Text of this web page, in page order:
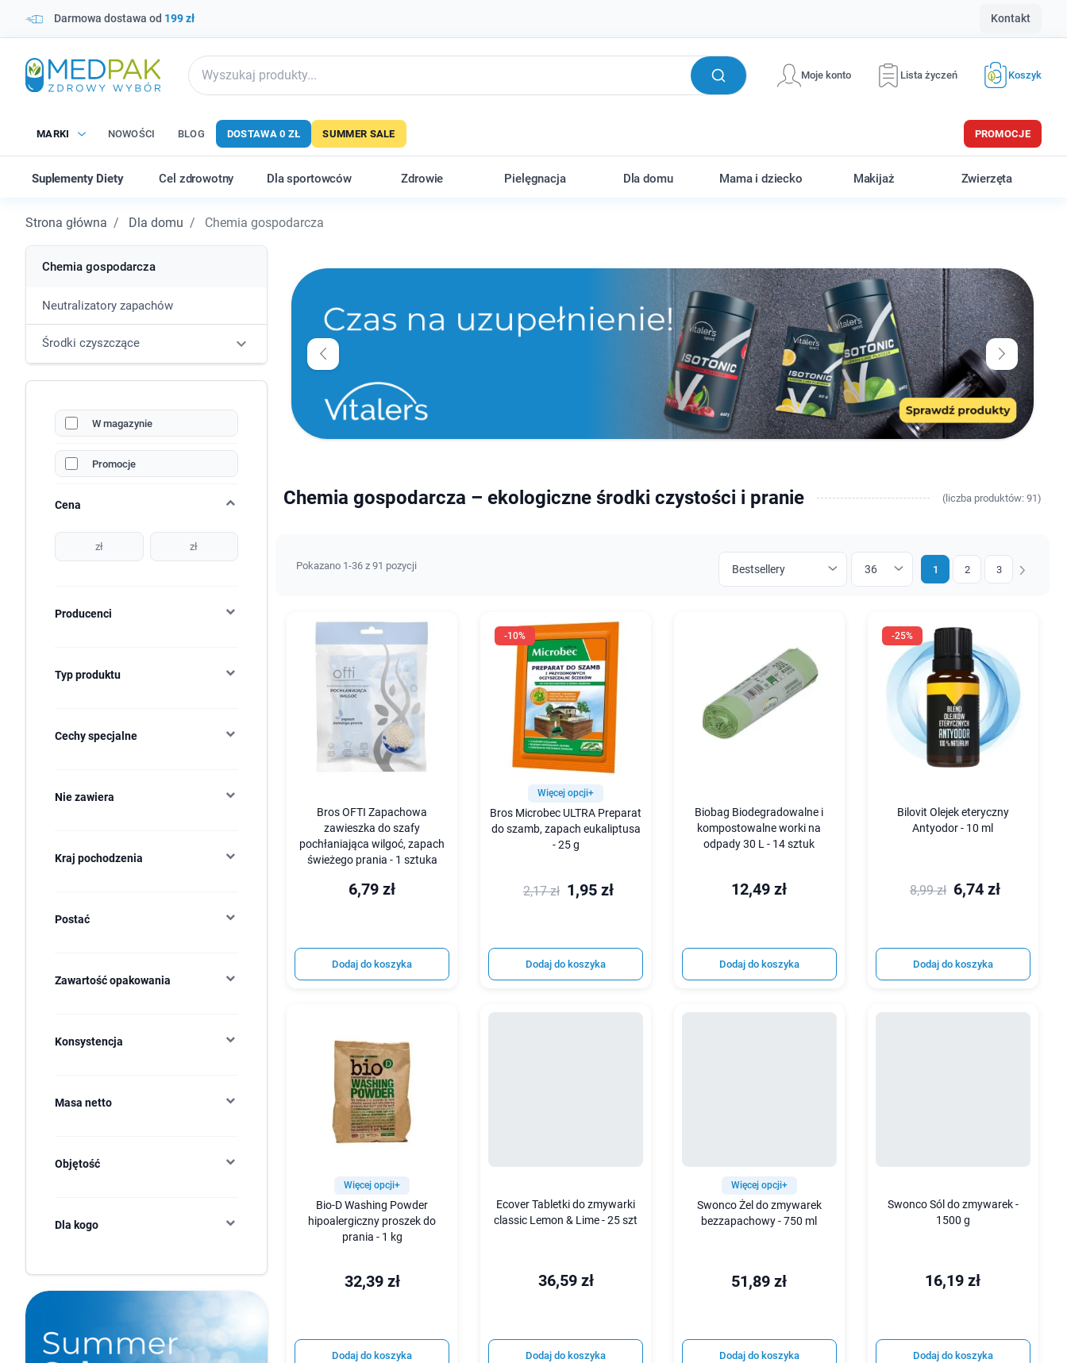
Darmowa dostawa od 199 zł Kontakt
Moje konto Lista życzeń Koszyk
MARKI NOWOŚCI BLOG DOSTAWA 0 ZŁ SUMMER SALE PROMOCJE
Suplementy Diety Cel zdrowotny Dla sportowców Zdrowie Pielęgnacja Dla domu Mama i dziecko Makijaż Zwierzęta
Strona główna Dla domu Chemia gospodarcza
Chemia gospodarcza
Neutralizatory zapachów
Środki czyszczące 
W magazynie
Promocje
Cena
zł zł
Producenci
Typ produktu
Cechy specjalne
Nie zawiera
Kraj pochodzenia
Postać
Zawartość opakowania
Konsystencja
Masa netto
Objętość
Dla kogo
Chemia gospodarcza – ekologiczne środki czystości i pranie ( liczba produktów: 91)
Pokazano 1-36 z 91 pozycji 1 2 3 Następny
Bros OFTI Zapachowa
zawieszka do szafy
pochłaniająca wilgoć, zapach
świeżego prania - 1 sztuka
6,79 zł
Dodaj do koszyka
-10%
Więcej opcji+
Bros Microbec ULTRA Preparat
do szamb, zapach eukaliptusa
- 25 g
2,17 zł 1,95 zł
Dodaj do koszyka
Biobag Biodegradowalne i
kompostowalne worki na
odpady 30 L - 14 sztuk
12,49 zł
Dodaj do koszyka
-25%
Bilovit Olejek eteryczny
Antyodor - 10 ml
8,99 zł 6,74 zł
Dodaj do koszyka
Więcej opcji+
Bio-D Washing Powder
hipoalergiczny proszek do
prania - 1 kg
32,39 zł
Dodaj do koszyka
Ecover Tabletki do zmywarki
classic Lemon & Lime - 25 szt
36,59 zł
Dodaj do koszyka
Więcej opcji+
Swonco Żel do zmywarek
bezzapachowy - 750 ml
51,89 zł
Dodaj do koszyka
Swonco Sól do zmywarek -
1500 g
16,19 zł
Dodaj do koszyka